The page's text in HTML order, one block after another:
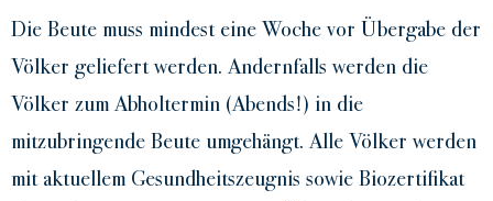
Die Beute muss mindest eine Woche vor Übergabe der
Völker geliefert werden. Andernfalls werden die
Völker zum Abholtermin (Abends!) in die
mitzubringende Beute umgehängt. Alle Völker werden
mit aktuellem Gesundheitszeugnis sowie Biozertifikat